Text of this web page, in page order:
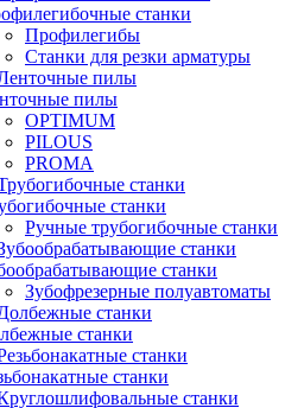
станки
Профилегибы
Станки для резки арматуры
пилы
OPTIMUM
PILOUS
PROMA
станки
Ручные трубогибочные станки
станки
Зубофрезерные полуавтоматы
станки
станки